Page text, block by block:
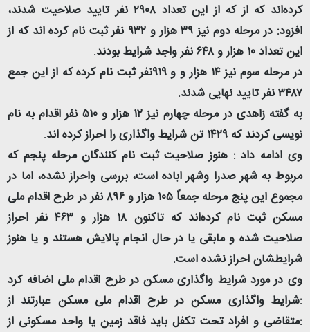
کرده‌اند که از که از این تعداد ۲۹۰۸ نفر تایید صلاحیت شدند،
افزود: در مرحله دوم نیز ۳۹ هزار و ۹۳۲ نفر ثبت نام کرده اند که از
این تعداد ۱۰ هزار و ۶۴۸ نفر واجد شرایط بودند.
در مرحله سوم نیز ١۴ هزار و و ٩١٩نفر ثبت نام کرده که از این جمع
۳۴۸۷ نفر تایید نهایی شدند.
به گفته زاهدی در مرحله چهارم نیز ١٢ هزار و ۵١٠ نفر اقدام به نام
نویسی کردند که ۱۴۲۹ تن شرایط واگذاری را احراز کرده اند.
وی ادامه داد : هنوز صلاحیت ثبت نام کنندگان مرحله پنجم که
مربوط به شهر صدرا وشهر اباده است، بررسی واحراز نشده، اما در
مجموع این پنج مرحله جمعاً ۱۰۵ هزار و ٨٩۶ نفر در طرح اقدام ملی
مسکن ثبت نام کرده‌اند که تاکنون ۱۸ هزار و ۴۶٣ نفر احراز
صلاحیت شده و مابقی یا در حال انجام پالایش هستند و یا هنوز
شرایطشان احراز نشده است.
وی در مورد شرایط واگذاری مسکن در طرح اقدام ملی اضافه کرد
:شرایط واگذاری مسکن در طرح اقدام ملی مسکن عبارتند از
:متقاضی و افراد تحت تکفل باید فاقد زمین یا واحد مسکونی از